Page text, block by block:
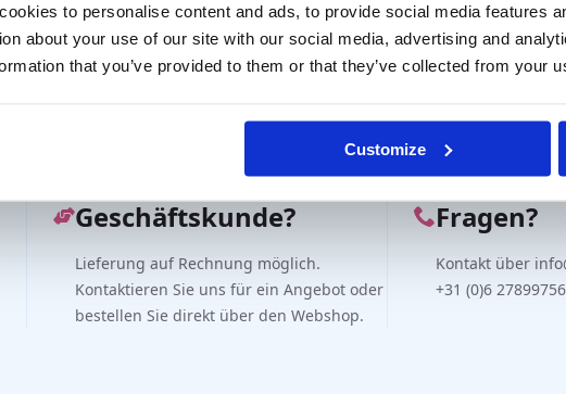
to personalise content and ads, to provide social media features
about your use of our site with our social media, advertising and
that you’ve provided to them or that they’ve collected from your
Customize
Maddox Kreuz
644,00 exkl. MwSt.
(Luneau)
€335,00exkl. MwSt.
Geschäftskunde?
Lieferung auf Rechnung möglich.
Kontaktieren Sie uns für ein Angebot oder
bestellen Sie direkt über den Webshop.
Fragen?
Kontakt über
+31 (0)6 27899756